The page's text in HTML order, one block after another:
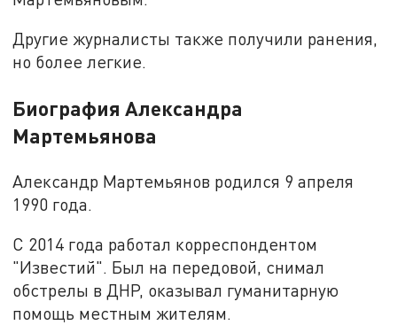
Другие журналисты также получили ранения,
но более легкие.
Биография Александра
Мартемьянова
Александр Мартемьянов родился 9 апреля
1990 года.
С 2014 года работал корреспондентом
"Известий". Был на передовой, снимал
обстрелы в ДНР, оказывал гуманитарную
помощь местным жителям.